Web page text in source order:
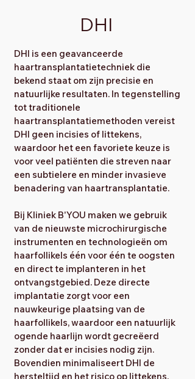
DHI
​DHI is een geavanceerde
haartransplantatietechniek die
bekend staat om zijn precisie en
natuurlijke resultaten. In tegenstelling
tot traditionele
haartransplantatiemethoden vereist
DHI geen incisies of littekens,
waardoor het een favoriete keuze is
voor veel patiënten die streven naar
een subtielere en minder invasieve
benadering van haartransplantatie.
Bij Kliniek B'YOU maken we gebruik
van de nieuwste microchirurgische
instrumenten en technologieën om
haarfollikels één voor één te oogsten
en direct te implanteren in het
ontvangstgebied. Deze directe
implantatie zorgt voor een
nauwkeurige plaatsing van de
haarfollikels, waardoor een natuurlijk
ogende haarlijn wordt gecreëerd
zonder dat er incisies nodig zijn.
Bovendien minimaliseert DHI de
hersteltijd en het risico op littekens,